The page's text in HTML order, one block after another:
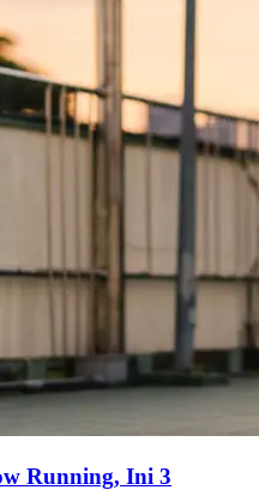
Running, Ini 3